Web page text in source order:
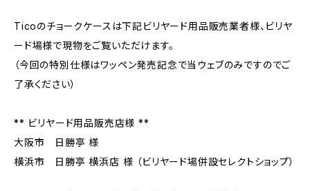
Ticoのチョークケースは下記ビリヤード用品販売業者様、ビリヤ
ード場様で現物をご覧いただけます。
（今回の特別仕様はワッペン発売記念で当ウェブのみですのでご
了承ください）
** ビリヤード用品販売店様 **
大阪市 日勝亭 様
横浜市 日勝亭 横浜店 様 （ビリヤード場併設セレクトショップ）